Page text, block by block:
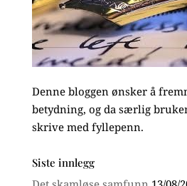
Denne bloggen ønsker å
betydning, og da særlig
skrive med fyllepenn.
Siste innlegg